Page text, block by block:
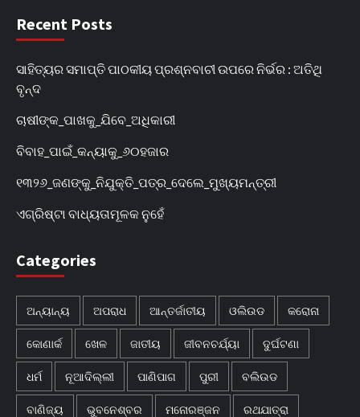
Recent Posts
ସାହିତ୍ୟର ସମାପ୍ତି ପାଠକୀୟ ପ୍ରଶ୍ନବାଚୀ ଉପରେ ନିର୍ଭର : ଅତିଥି
ବୃନ୍ଦ
ଚାଷୀଙ୍କ_ପାଖକୁ_ଯିବେ_ଅଧିକାରୀ
ବିବାହ_ପାଇଁ_କନ୍ୟାକୁ_୬୦ହଜାର
୧୩୨୬_ଜଣଙ୍କୁ_ନିଯୁକ୍ତି_ପତ୍ର_ଦେଲେ_ମୁଖ୍ୟମନ୍ତ୍ରୀ
ଏଗ୍ରିଷ୍ଟା ବାଧ୍ୟତାମୂଳକ ନୁହେଁ
Categories
ଅନ୍ୟାନ୍ୟ ଅପରାଧ ଆନ୍ତର୍ଜାତୀୟ ଓଲିଉଡ କରୋନା
କୋଣାର୍କ ଖେଳ ଜାତୀୟ ଜୀବନଚର୍ଯ୍ୟା ଦୁର୍ଘଟଣା
ଧର୍ମ ନୂଆଦିଲ୍ଲୀ ପାଣିପାଗ ପୁରୀ ବଲିଉଡ
ବାଣିଜ୍ୟ ଭୁବନେଶ୍ବର ମନୋରଞ୍ଜନ ରଥଯାତ୍ରା